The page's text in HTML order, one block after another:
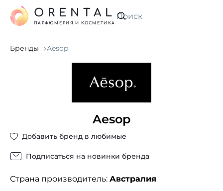
Искать
ORENTAL
ПАРФЮМЕРИЯ И КОСМЕТИКА
Бренды Aesop
Aesop
Добавить бренд в любимые
Подписаться на новинки бренда
Страна производитель: Австралия